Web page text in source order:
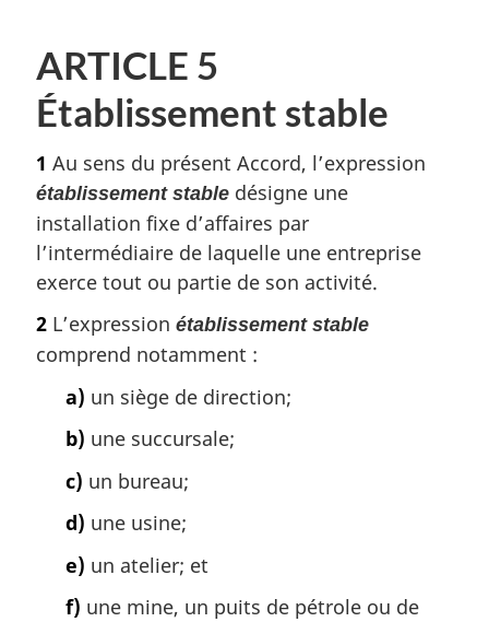
ARTICLE 5
Établissement stable
1 Au sens du présent Accord, l’expression
établissement stable désigne une
installation fixe d’affaires par
l’intermédiaire de laquelle une entreprise
exerce tout ou partie de son activité.
2 L’expression établissement stable
comprend notamment :
a) un siège de direction;
b) une succursale;
c) un bureau;
d) une usine;
e) un atelier; et
f) une mine, un puits de pétrole ou de